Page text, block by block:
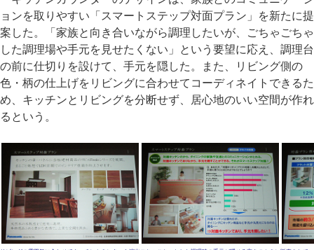
ョンを取りやすい「スマートステップ対面プラン」を新たに提
案した。「家族と向き合いながら調理したいが、ごちゃごちゃ
した調理場や手元を見せたくない」という要望に応え、調理台
の前に仕切りを設けて、手元を隠した。また、リビング側の
色・柄の仕上げをリビングに合わせてコーディネイトできるた
め、キッチンとリビングを分断せず、居心地のいい空間が作れ
るという。